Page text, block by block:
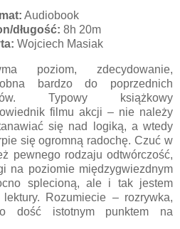
Audiobook
długość: 8h 20m
Wojciech Masiak
poziom, zdecydowanie,
bardzo do poprzednich
Typowy książkowy
filmu akcji – nie należy
się nad logiką, a wtedy
się ogromną radochę. Czuć w
pewnego rodzaju odtwórczość,
na poziomie międzygwiezdnym
splecioną, ale i tak jestem
Rozumiecie – rozrywka,
dość istotnym punktem na